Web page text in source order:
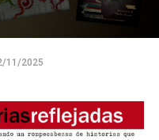
11/2025